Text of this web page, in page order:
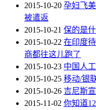
2015-10-20 孕妇飞
被遣返
2015-10-21 保的是
2015-10-22 在印度
商都往这儿跑了
2015-10-23 中国人
2015-10-25 移动/银
2015-10-26 吉尼斯
2015-11-02 你知道